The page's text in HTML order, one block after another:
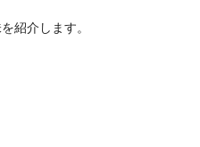
紹介します。